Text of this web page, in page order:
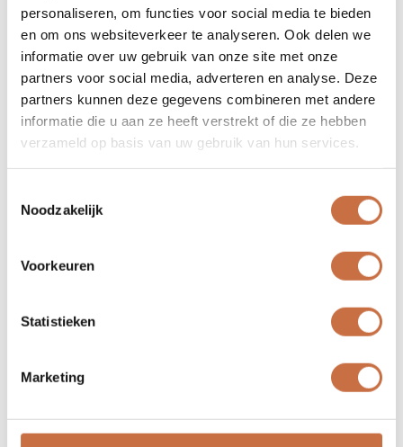
personaliseren, om functies voor social media te bieden
en om ons websiteverkeer te analyseren. Ook delen we
informatie over uw gebruik van onze site met onze
partners voor social media, adverteren en analyse. Deze
partners kunnen deze gegevens combineren met andere
informatie die u aan ze heeft verstrekt of die ze hebben
verzameld op basis van uw gebruik van hun services.
Noodzakelijk
Voorkeuren
Statistieken
Marketing
Net of bijna afgestudeerd is in bedrijfskunde,
management, economie of een gerelateerd
vakgebied.
Digitale tools omarmt (of ze op zijn minst
nieuwsgierig bekijkt)
Zich verbaal kan redden aan de
koffiemachine én in een boardroom
Zelfstandig werkt, maar tegelijk ook
allergisch is aan stilzitten en blind uitvoeren
Denkt in oplossingen, niet in excuses.
Wat bieden wij?
Daarom krijg je bij ons: